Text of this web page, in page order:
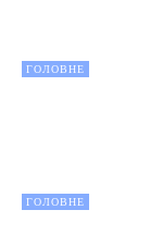
ГОЛОВНЕ
ГОЛОВНЕ